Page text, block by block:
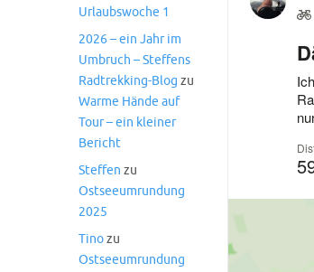
Urlaubswoche 1
2026 – ein Jahr im
Umbruch – Steffens
Radtrekking-Blog zu
Warme Hände auf
Tour – ein kleiner
Bericht
Steffen zu
Ostseeumrundung
2025
Tinozu
Ostseeumrundung